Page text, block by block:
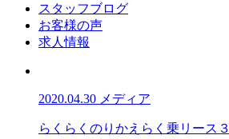
スタッフブログ
お客様の声
求人情報
2020.04.30 メディア
らくらくのりかえらく乗リース３